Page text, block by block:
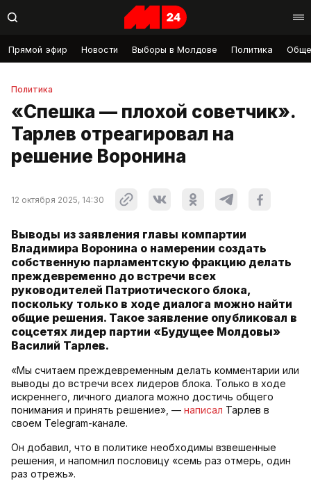
Прямой эфир Новости Выборы в Молдове Политика
Политика
«Спешка — плохой советчик».
Тарлев отреагировал на
решение Воронина
12 октября 2025, 14:30
Выводы из заявления главы компартии
Владимира Воронина о намерении создать
собственную парламентскую фракцию делать
преждевременно до встречи всех
руководителей Патриотического блока,
поскольку только в ходе диалога можно найти
общие решения. Такое заявление опубликовал в
соцсетях лидер партии «Будущее Молдовы»
Василий Тарлев.
«Мы считаем преждевременным делать комментарии или
выводы до встречи всех лидеров блока. Только в ходе
искреннего, личного диалога можно достичь общего
понимания и принять решение», — написал Тарлев в
своем Telegram-канале.
Он добавил, что в политике необходимы взвешенные
решения, и напомнил пословицу «семь раз отмерь, один
раз отрежь».